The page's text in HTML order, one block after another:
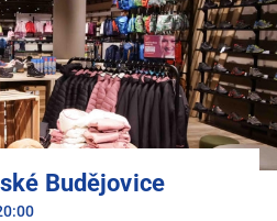
Budějovice